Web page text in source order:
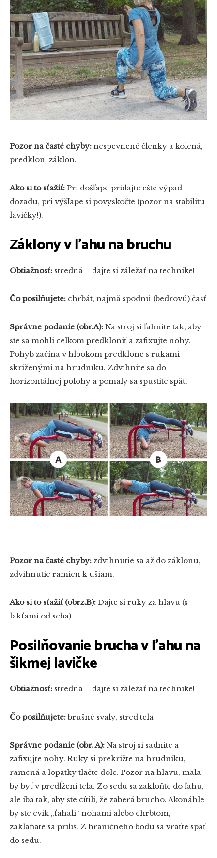
Pozor na časté chyby: nespevnené členky a kolená,
predklon, záklon.
Ako si to sťažiť: Pri došľape pridajte ešte výpad
dozadu, pri výšľape si povyskočte (pozor na stabilitu
lavičky!).
Záklony v ľahu na bruchu
Obtiažnosť: stredná – dajte si záležať na technike!
Čo posilňujete: chrbát, najmä spodnú (bedrovú) časť
Správne podanie (obr.A): Na stroj si ľahnite tak, aby
ste sa mohli celkom predkloniť a zafixujte nohy.
Pohyb začína v hlbokom predklone s rukami
skríženými na hrudníku. Zdvihnite sa do
horizontálnej polohy a pomaly sa spustite späť.
Pozor na časté chyby: zdvihnutie sa až do záklonu,
zdvihnutie ramien k ušiam.
Ako si to sťažiť (obrz.B): Dajte si ruky za hlavu (s
lakťami od seba).
Posilňovanie brucha v ľahu na
šikmej lavičke
Obtiažnosť: stredná – dajte si záležať na technike!
Čo posilňujete:brušné svaly, stred tela
Správne podanie (obr. A): Na stroj si sadnite a
zafixujte nohy. Ruky si prekrížte na hrudníku,
ramená a lopatky tlačte dole. Pozor na hlavu, mala
by byť v predĺžení tela. Zo sedu sa zakloňte do ľahu,
ale iba tak, aby ste cítili, že zaberá brucho. Akonáhle
by ste cvik „ťahali“ nohami alebo chrbtom,
zakláňate sa príliš. Z hraničného bodu sa vráťte späť
do sedu.